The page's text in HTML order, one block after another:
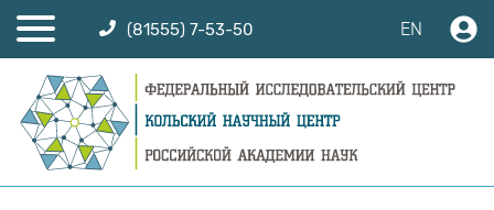
(81555) 7-53-50 EN